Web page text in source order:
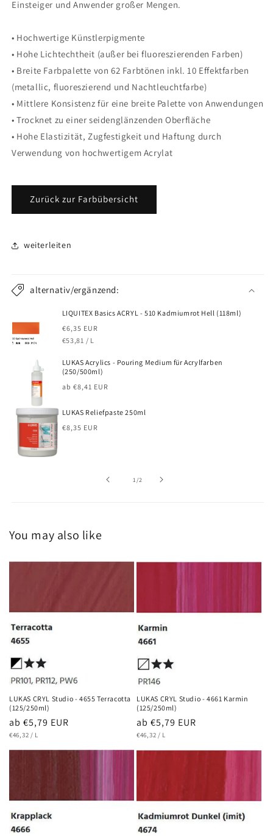
Einsteiger und Anwender großer Mengen.
• Hochwertige Künstlerpigmente
• Hohe Lichtechtheit (außer bei fluoreszierenden Farben)
• Breite Farbpalette von 62 Farbtönen inkl. 10 Effektfarben
(metallic, fluoreszierend und Nachtleuchtfarbe)
• Mittlere Konsistenz für eine breite Palette von Anwendungen
• Trocknet zu einer seidenglänzenden Oberfläche
• Hohe Elastizität, Zugfestigkeit und Haftung durch
Verwendung von hochwertigem Acrylat
Zurück zur Farbübersicht
weiterleiten
alternativ/ergänzend:
LIQUITEX Basics ACRYL - 510 Kadmiumrot Hell (118ml)
Normaler
Preis
€6,35 EUR
GRUNDPREIS
€53,81 / PRO
L
LUKAS Acrylics - Pouring Medium für Acrylfarben
(250/500ml)
Normaler
ab €8,41 EUR
LUKAS Reliefpaste 250ml
Normaler
€8,35 EUR
1/von
2
You may also like
LUKAS CRYL Studio - 4655 Terracotta
(125/250ml)
Normaler
Preis
ab €5,79 EUR
GRUNDPREIS
€46,32 / PRO
L
LUKAS CRYL Studio - 4661 Karmin
(125/250ml)
Normaler
Preis
ab €5,79 EUR
GRUNDPREIS
€46,32 / PRO
L